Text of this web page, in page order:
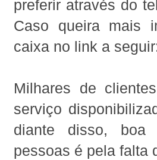
preferir através do
Caso queira mais
caixa no link a
Milhares de
serviço
diante disso, boa
pessoas é pela falta